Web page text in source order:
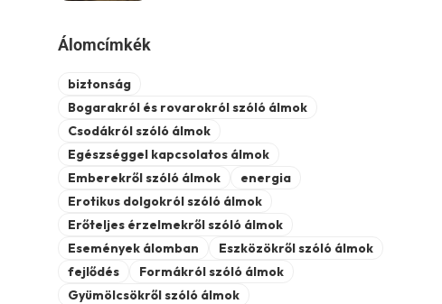
Álomcímkék
biztonság
Bogarakról és rovarokról szóló álmok
Csodákról szóló álmok
Egészséggel kapcsolatos álmok
Emberekről szóló álmok
energia
Erotikus dolgokról szóló álmok
Erőteljes érzelmekről szóló álmok
Események álomban
Eszközökről szóló álmok
fejlődés
Formákról szóló álmok
Gyümölcsökről szóló álmok